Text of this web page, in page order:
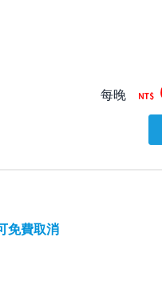
每晚
免費取消